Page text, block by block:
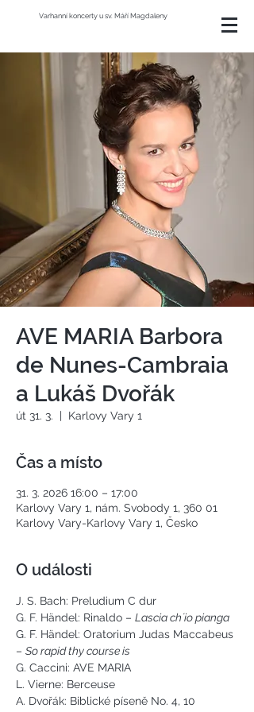
Varhanní koncerty u sv. Máří Magdaleny
AVE MARIA Barbora
de Nunes-Cambraia
a Lukáš Dvořák
út 31. 3.
  |
Karlovy Vary 1
Čas a místo
31. 3. 2026 16:00 – 17:00
Karlovy Vary 1, nám. Svobody 1, 360 01
Karlovy Vary-Karlovy Vary 1, Česko
O události
J. S. Bach: Preludium C dur
G. F. Händel: Rinaldo – Lascia ch´io pianga
G. F. Händel: Oratorium Judas Maccabeus
– So rapid thy course is
G. Caccini: AVE MARIA
L. Vierne: Berceuse
A. Dvořák: Biblické píseně No. 4, 10